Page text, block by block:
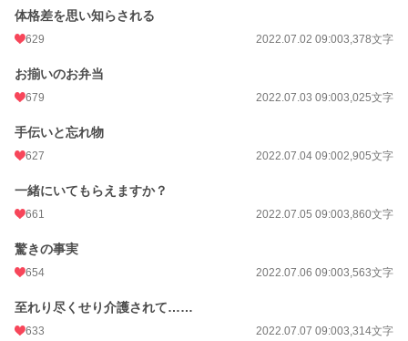
体格差を思い知らされる
629 2022.07.02 09:003,378文字
お揃いのお弁当
679 2022.07.03 09:003,025文字
手伝いと忘れ物
627 2022.07.04 09:002,905文字
一緒にいてもらえますか？
661 2022.07.05 09:003,860文字
驚きの事実
654 2022.07.06 09:003,563文字
至れり尽くせり介護されて……
633 2022.07.07 09:003,314文字